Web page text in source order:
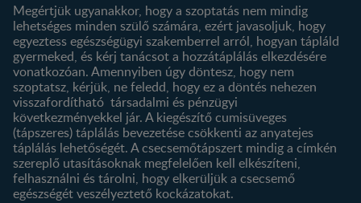
Megértjük ugyanakkor, hogy a szoptatás nem mindig
lehetséges minden szülő számára, ezért javasoljuk, hogy
egyeztess egészségügyi szakemberrel arról, hogyan tápláld
gyermeked, és kérj tanácsot a hozzátáplálás elkezdésére
vonatkozóan. Amennyiben úgy döntesz, hogy nem
szoptatsz, kérjük, ne feledd, hogy ez a döntés nehezen
visszafordítható társadalmi és pénzügyi
következményekkel jár. A kiegészítő cumisüveges
(tápszeres) táplálás bevezetése csökkenti az anyatejes
táplálás lehetőségét. A csecsemőtápszert mindig a címkén
szereplő utasításoknak megfelelően kell elkészíteni,
felhasználni és tárolni, hogy elkerüljük a csecsemő
egészségét veszélyeztető kockázatokat.